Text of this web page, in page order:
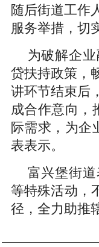
随后街道工作
服务举措，切
为破解企
贷扶持政策，
讲环节结束后
成合作意向，
际需求，为企
表表示。
富兴堡街
等特殊活动，
径，全力助推